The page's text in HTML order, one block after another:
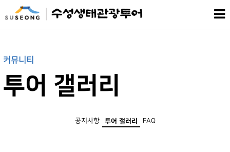
커뮤니티
투어 갤러리
공지사항 투어 갤러리 FAQ